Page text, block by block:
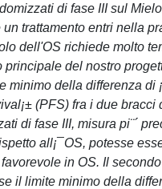
di fase III sul
un trattamento entri nella
dell'OS richiede molto
principale del nostro
minimo della differenza di
(PFS) fra i due bracci
di fase III, misura pi¨´
all¡¯OS, potesse
in OS. Il
il limite minimo della